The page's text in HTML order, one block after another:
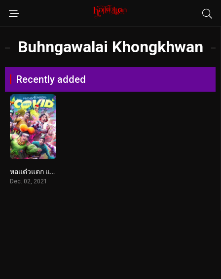
Buhngawalai Khongkhwan
Recently added
หอแต๋วแตก แหกโควิดปังปุริเย่ (2021)
Dec. 02, 2021